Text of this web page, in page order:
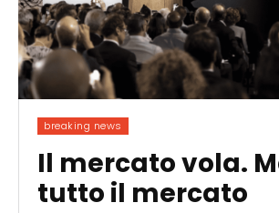
breaking news
Il mercato vola.
tutto il mercato